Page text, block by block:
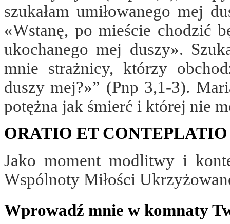
szukałam umiłowanego mej
«Wstanę, po mieście chodzić
ukochanego mej duszy».
mnie strażnicy, którzy
duszy mej?»” (Pnp 3,1-3).
potężna jak śmierć i której nie
ORATIO ET CONTEPLATIO
Jako moment modlitwy i
Wspólnoty Miłości
Wprowadź mnie w komnaty